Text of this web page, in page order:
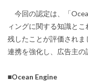
今回の認定は、「
ィングに関する知識と
残したことが評価されま
連携を強化し、広告主の
■Ocean Engine